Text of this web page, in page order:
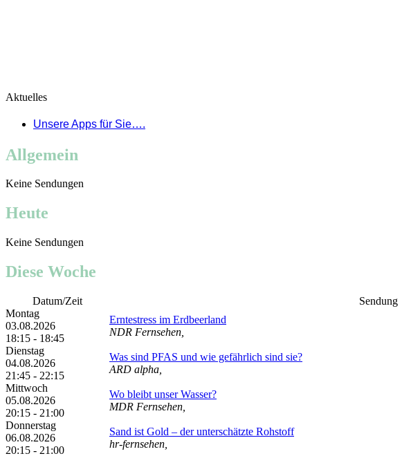
Aktuelles
Unsere Apps für Sie….
Allgemein
Keine Sendungen
Heute
Keine Sendungen
Diese Woche
Datum/Zeit
Sendung
Montag
03.08.2026
18:15 - 18:45
Erntestress im Erdbeerland
NDR Fernsehen,
Dienstag
04.08.2026
21:45 - 22:15
Was sind PFAS und wie gefährlich sind sie?
ARD alpha,
Mittwoch
05.08.2026
20:15 - 21:00
Wo bleibt unser Wasser?
MDR Fernsehen,
Donnerstag
06.08.2026
20:15 - 21:00
Sand ist Gold – der unterschätzte Rohstoff
hr-fernsehen,